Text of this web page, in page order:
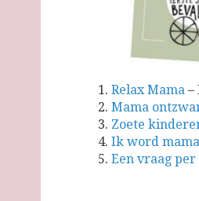
Relax Mama –
Mama
Zoete
Ik word mama
Een vraag per